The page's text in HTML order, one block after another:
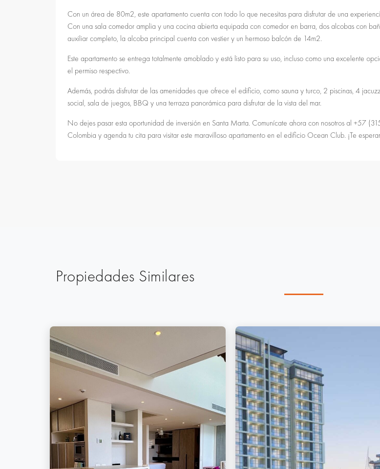
Con un área de 80m2, este apartamento cuenta con todo lo que necesitas para disfrutar de una
Con una sala comedor amplia y una cocina abierta equipada con comedor en barra, dos alcobas con
auxiliar completo, la alcoba principal cuenta con vestier y un hermoso balcón de 14m2.
Este apartamento se entrega totalmente amoblado y está listo para su uso, incluso como una excelente
el permiso respectivo.
Además, podrás disfrutar de las amenidades que ofrece el edificio, como sauna y turco, 2 piscinas, 4
social, sala de juegos, BBQ y una terraza panorámica para disfrutar de la vista del mar.
No dejes pasar esta oportunidad de inversión en Santa Marta. Comunícate ahora con nosotros al +57
Colombia y agenda tu cita para visitar este maravilloso apartamento en el edificio Ocean Club. ¡Te
Propiedades Similares